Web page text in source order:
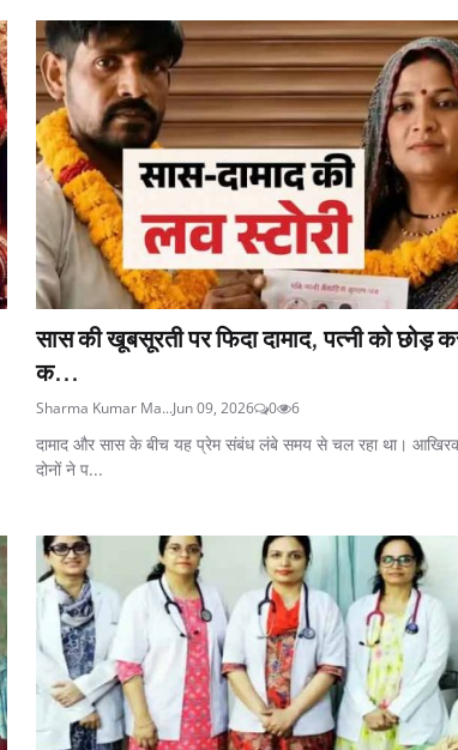
सास की खूबसूरती पर फिदा दामाद, पत्नी को छोड़
क...
Sharma Kumar Ma...Jun 09, 2026 0 6
दामाद और सास के बीच यह प्रेम संबंध लंबे समय से चल रहा था।
दोनों ने प...